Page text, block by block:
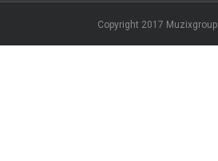
Copyright 2017 Muzixgroup